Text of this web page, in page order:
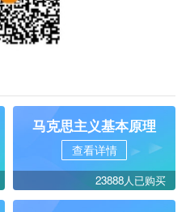
马克思主义基本原理
查看详情
23888人已购买